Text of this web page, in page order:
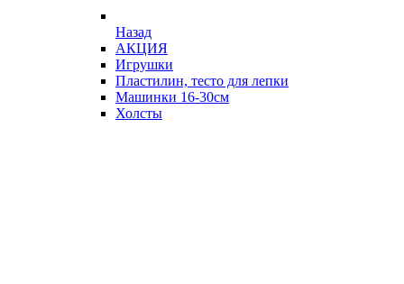
Назад
АКЦИЯ
Игрушки
Пластилин, тесто для лепки
Машинки 16-30см
Холсты